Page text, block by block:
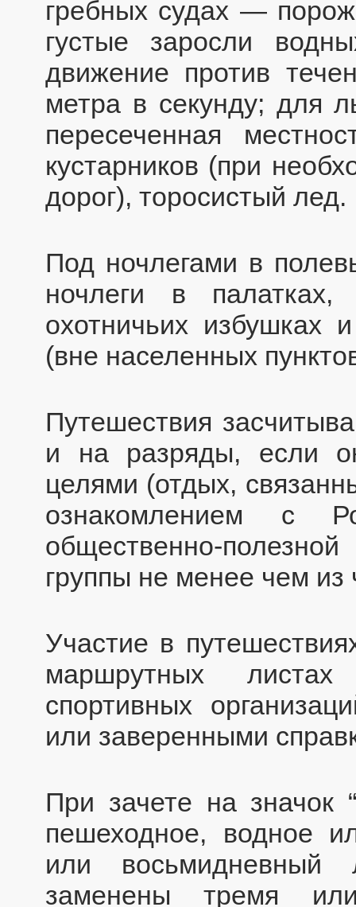
гребных судах —
густые заросли
движение против
метра в секунду; для
пересеченная
кустарников (при
дорог), торосистый лед.
Под ночлегами в
ночлеги в
охотничьих избушках
(вне населенных
Путешествия
и на разряды, если
целями (отдых,
ознакомлением с
общественно-
группы не менее чем из
Участие в
маршрутных
спортивных
или заверенными
При зачете на значок
пешеходное, водное
или
заменены тремя